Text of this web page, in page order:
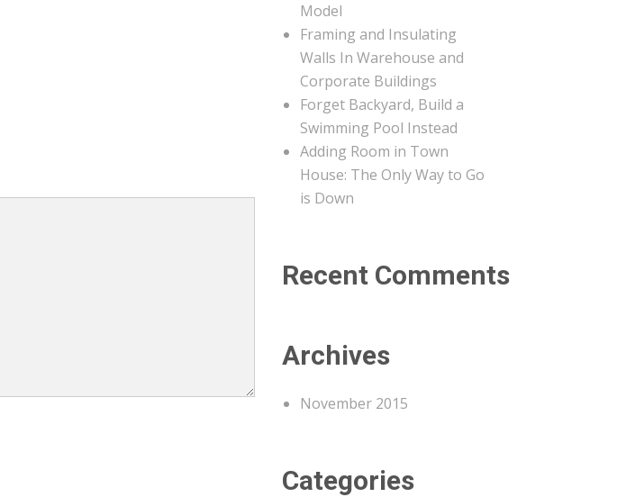
Model
Framing and Insulating
Walls In Warehouse and
Corporate Buildings
Forget Backyard, Build a
Swimming Pool Instead
Adding Room in Town
House: The Only Way to Go
is Down
Recent Comments
Archives
November 2015
Categories